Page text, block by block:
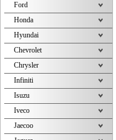
Ford
Honda
Hyundai
Chevrolet
Chrysler
Infiniti
Isuzu
Iveco
Jaecoo